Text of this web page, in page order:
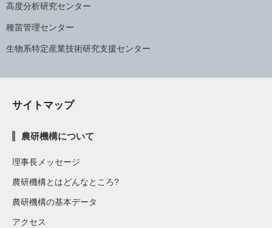
高度分析研究センター
種苗管理センター
生物系特定産業技術研究支援センター
サイトマップ
農研機構について
理事長メッセージ
農研機構とはどんなところ?
農研機構の基本データ
アクセス